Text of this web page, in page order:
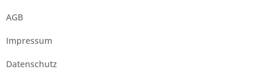
AGB
Impressum
Datenschutz